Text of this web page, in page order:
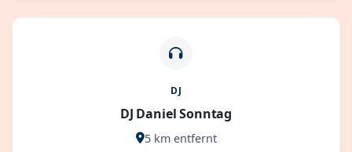
DJ
DJ Daniel Sonntag
5 km entfernt